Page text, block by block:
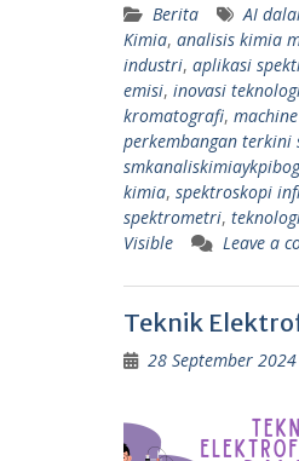
Berita AI
Kimia, analisis kimia
industri, aplikasi
emisi, inovasi
kromatografi,
perkembangan terkini
kimia, spektroskopi
spektrometri,
Visible
Leave a
Teknik
28 September 2024